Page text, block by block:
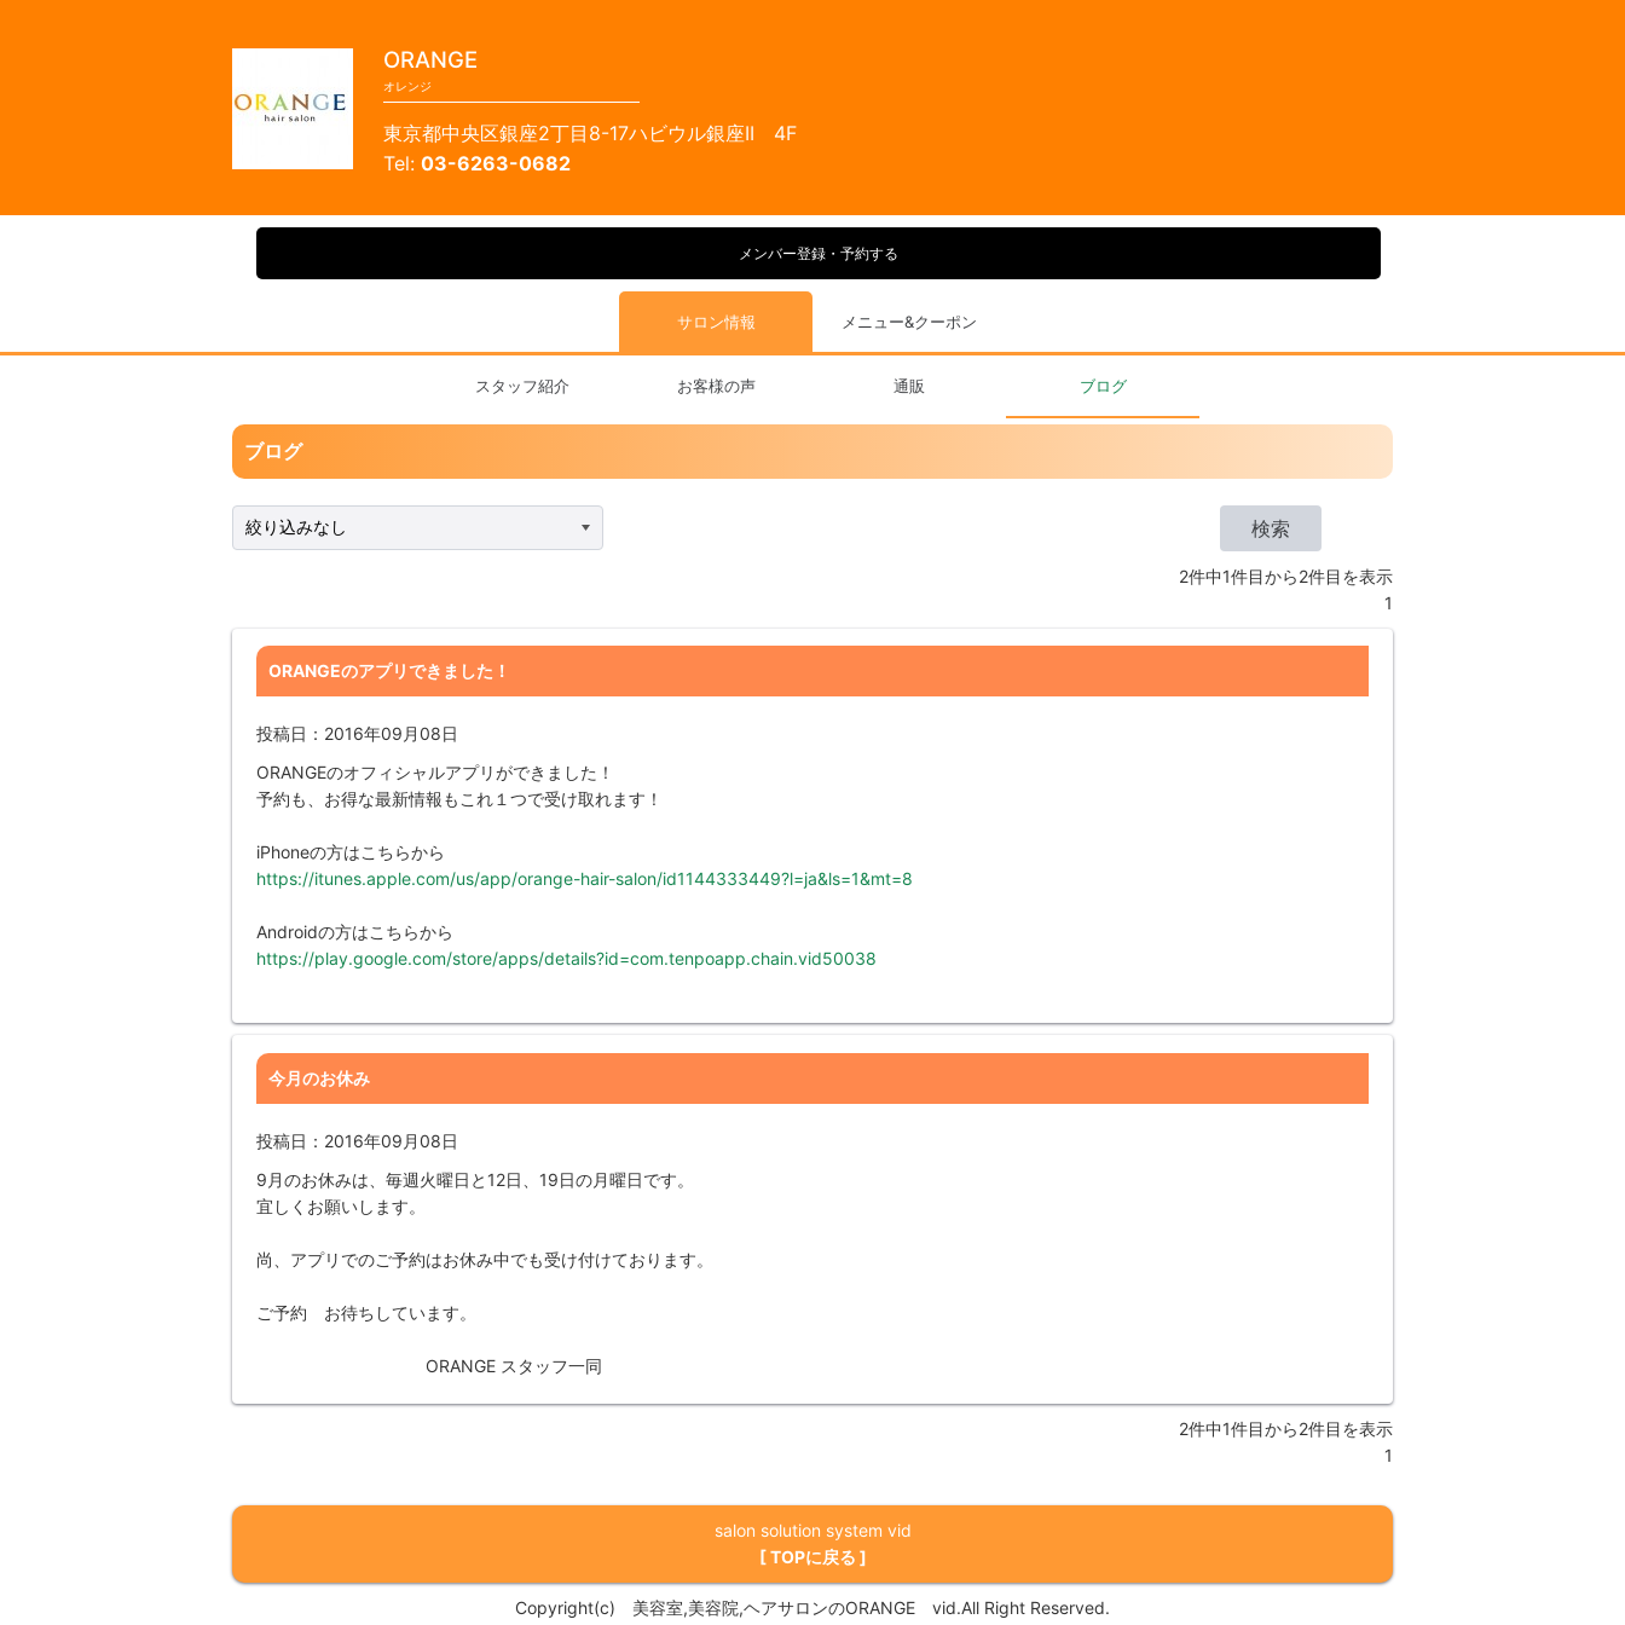
ORANGE
オレンジ
東京都中央区銀座2丁目8-17ハビウル銀座II 4F
03-6263-0682
メンバー登録・予約する
サロン情報 メニュー&クーポン
スタッフ紹介 お客様の声 通販 ブログ
ブログ
検索
2件中1件目から2件目を表示
1
ORANGEのアプリできました！
投稿日：2016年09月08日
ORANGEのオフィシャルアプリができました！
予約も、お得な最新情報もこれ１つで受け取れます！
iPhoneの方はこちらから
https://itunes.apple.com/us/app/orange-hair-salon/id1144333449?l=ja&ls=1&mt=8
Androidの方はこちらから
https://play.google.com/store/apps/details?id=com.tenpoapp.chain.vid50038
今月のお休み
投稿日：2016年09月08日
9月のお休みは、毎週火曜日と12日、19日の月曜日です。
宜しくお願いします。
尚、アプリでのご予約はお休み中でも受け付けております。
ご予約 お待ちしています。
ORANGE スタッフ一同
2件中1件目から2件目を表示
1
salon solution system vid
[ TOPに戻る ]
Copyright(c) 美容室,美容院,ヘアサロンのORANGE vid.All Right Reserved.